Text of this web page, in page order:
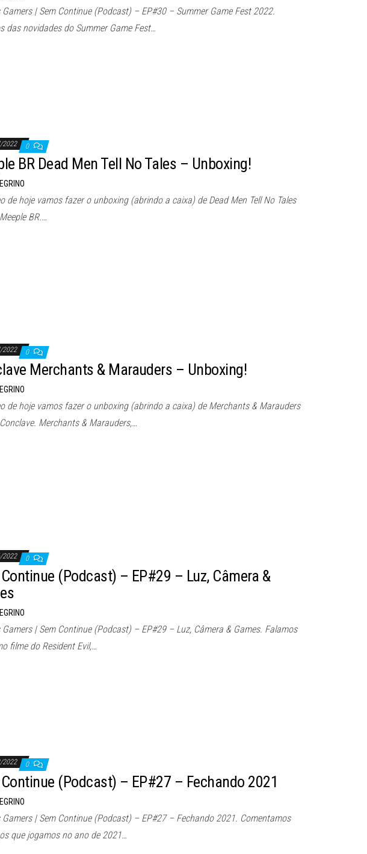
| Sem Continue (Podcast) – EP#30 – Summer Game Fest 2022.
das novidades do Summer Game Fest…
2022 0
BR Dead Men Tell No Tales – Unboxing!
de hoje vamos fazer o unboxing (abrindo a caixa) de Dead Men Tell No Tales
BR.…
2022 0
Merchants & Marauders – Unboxing!
de hoje vamos fazer o unboxing (abrindo a caixa) de Merchants & Marauders
Merchants & Marauders,…
2022 0
(Podcast) – EP#29 – Luz, Câmera &
Gamers | Sem Continue (Podcast) – EP#29 – Luz, Câmera & Games. Falamos
filme do Resident Evil,…
2022 0
(Podcast) – EP#27 – Fechando 2021
Gamers | Sem Continue (Podcast) – EP#27 – Fechando 2021. Comentamos
que jogamos no ano de 2021…